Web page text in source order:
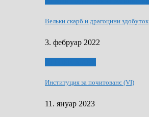
Вельки скарб и драгоцини здобуток
3. фебруар 2022
Институция за почитованє (VI)
11. януар 2023